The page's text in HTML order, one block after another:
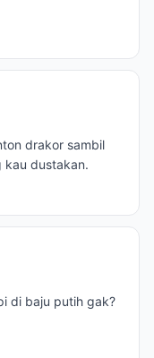
drakor sambil
kau dustakan.
di baju putih gak?